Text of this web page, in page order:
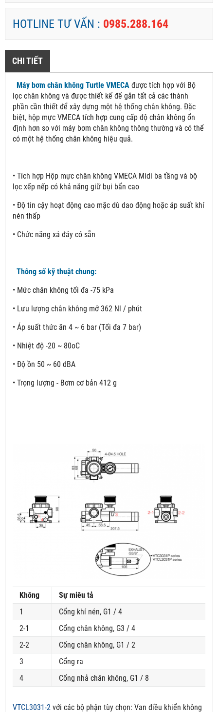
HOTLINE TƯ VẤN : 0985.288.164
CHI TIẾT
Máy bơm chân không Turtle VMECA được tích hợp với Bộ
lọc chân không và được thiết kế để gắn tất cả các thành
phần cần thiết để xây dựng một hệ thống chân không. Đặc
biệt, hộp mực VMECA tích hợp cung cấp độ chân không ổn
định hơn so với máy bơm chân không thông thường và có thể
có một hệ thống chân không hiệu quả.
• Tích hợp Hộp mực chân không VMECA Midi ba tầng và bộ
lọc xếp nếp có khả năng giữ bụi bẩn cao
• Độ tin cậy hoạt động cao mặc dù dao động hoặc áp suất khí
nén thấp
• Chức năng xả đáy có sẵn
Thông số kỹ thuật chung:
• Mức chân không tối đa -75 kPa
• Lưu lượng chân không mở 362 Nl / phút
• Áp suất thức ăn 4 ~ 6 bar (Tối đa 7 bar)
• Nhiệt độ -20 ~ 80oC
• Độ ồn 50 ~ 60 dBA
• Trọng lượng - Bơm cơ bản 412 g
Không
Sự miêu tả
1
Cổng khí nén, G1 / 4
2-1
Cổng chân không, G3 / 4
2-2
Cổng chân không, G1 / 2
3
Cổng ra
4
Cổng nhả chân không, G1 / 8
VTCL3031-2 với các bộ phận tùy chọn: Van điều khiển không